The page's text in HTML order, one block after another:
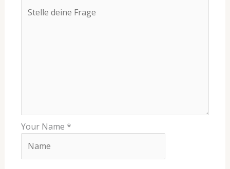
Your Name *